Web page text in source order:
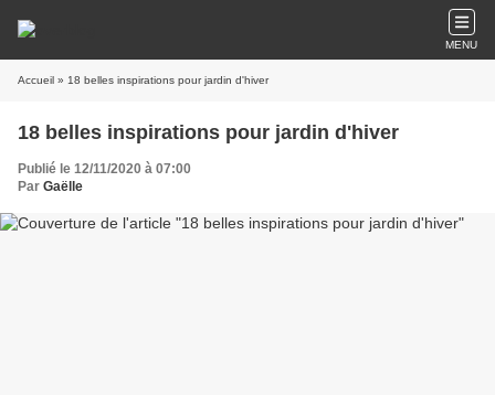
MENU
Accueil » 18 belles inspirations pour jardin d'hiver
18 belles inspirations pour jardin d'hiver
Publié le 12/11/2020 à 07:00
Par Gaëlle